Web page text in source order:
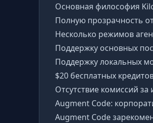
Основная философия
Полную прозрачность
Несколько режимов
Поддержку основных
Поддержку локальных
$20 бесплатных
Отсутствие комиссий
Augment Code:
Augment Code